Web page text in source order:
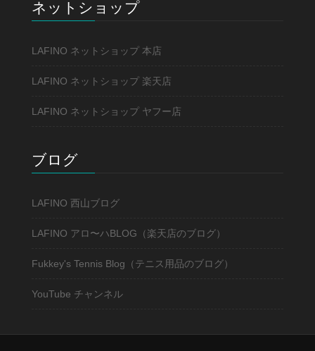
ネットショップ
LAFINO ネットショップ 本店
LAFINO ネットショップ 楽天店
LAFINO ネットショップ ヤフー店
ブログ
LAFINO 西山ブログ
LAFINO アロ〜ハBLOG（楽天店のブログ）
Fukkey's Tennis Blog（テニス用品のブログ）
YouTube チャンネル